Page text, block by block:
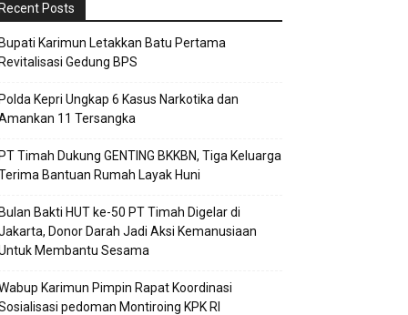
Posts
Karimun Letakkan Batu Pertama
Gedung BPS
Kepri Ungkap 6 Kasus Narkotika dan
11 Tersangka
Timah Dukung GENTING BKKBN, Tiga Keluarga
Bantuan Rumah Layak Huni
Bakti HUT ke-50 PT Timah Digelar di
Donor Darah Jadi Aksi Kemanusiaan
Membantu Sesama
Karimun Pimpin Rapat Koordinasi
pedoman Montiroing KPK RI